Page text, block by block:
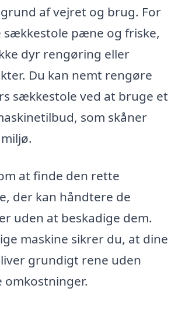
af vejret og brug. For
sækkestole pæne og friske,
dyr rengøring eller
Du kan nemt rengøre
sækkestole ved at bruge et
som skåner
at finde den rette
der kan håndtere de
uden at beskadige dem.
maskine sikrer du, at dine
grundigt rene uden
omkostninger.